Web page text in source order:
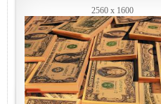
2560 x 1600